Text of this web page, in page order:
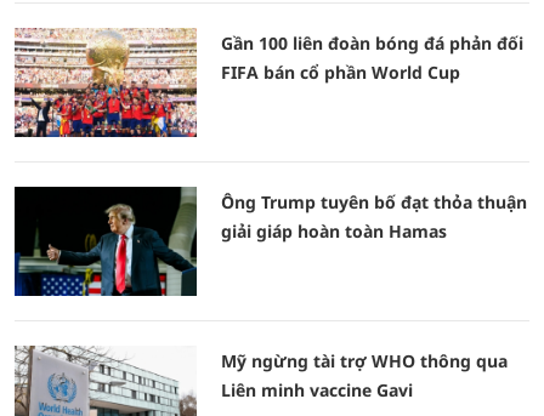
Gần 100 liên đoàn bóng đá phản đối
FIFA bán cổ phần World Cup
Ông Trump tuyên bố đạt thỏa thuận
giải giáp hoàn toàn Hamas
Mỹ ngừng tài trợ WHO thông qua
Liên minh vaccine Gavi